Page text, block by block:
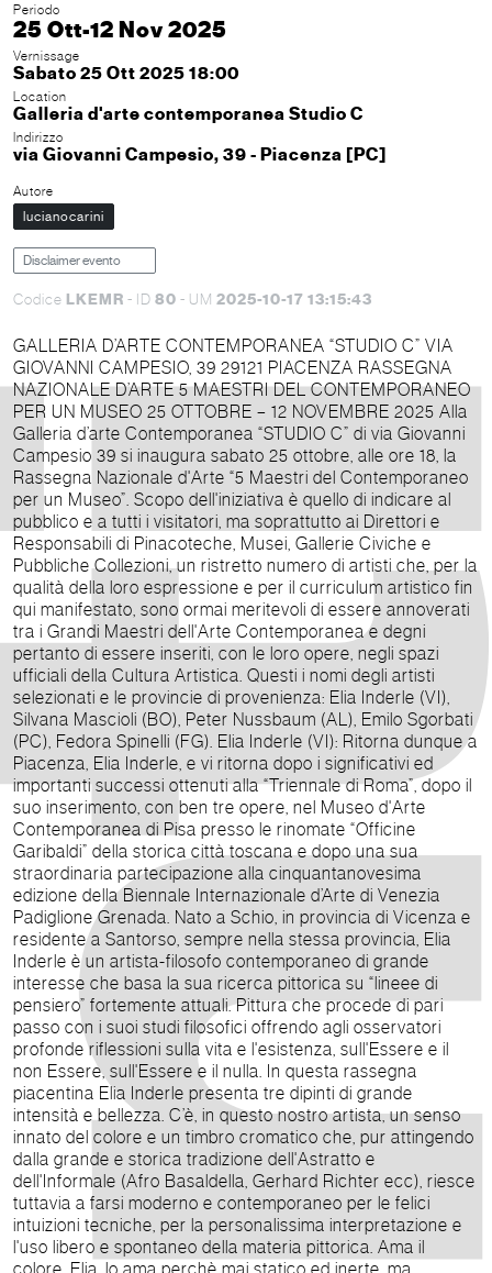
Periodo
25 Ott-12 Nov 2025
Vernissage
Sabato 25 Ott 2025 18:00
Location
Galleria d'arte contemporanea Studio C
Indirizzo
via Giovanni Campesio, 39 - Piacenza [PC]
Autore
lucianocarini
Disclaimer evento
Codice LKEMR - ID 80 - UM 2025-10-17 13:15:43
GALLERIA D’ARTE CONTEMPORANEA “STUDIO C” VIA
GIOVANNI CAMPESIO, 39 29121 PIACENZA RASSEGNA
NAZIONALE D’ARTE 5 MAESTRI DEL CONTEMPORANEO
PER UN MUSEO 25 OTTOBRE – 12 NOVEMBRE 2025 Alla
Galleria d’arte Contemporanea “STUDIO C” di via Giovanni
Campesio 39 si inaugura sabato 25 ottobre, alle ore 18, la
Rassegna Nazionale d'Arte “5 Maestri del Contemporaneo
per un Museo”. Scopo dell'iniziativa è quello di indicare al
pubblico e a tutti i visitatori, ma soprattutto ai Direttori e
Responsabili di Pinacoteche, Musei, Gallerie Civiche e
Pubbliche Collezioni, un ristretto numero di artisti che, per la
qualità della loro espressione e per il curriculum artistico fin
qui manifestato, sono ormai meritevoli di essere annoverati
tra i Grandi Maestri dell'Arte Contemporanea e degni
pertanto di essere inseriti, con le loro opere, negli spazi
ufficiali della Cultura Artistica. Questi i nomi degli artisti
selezionati e le provincie di provenienza: Elia Inderle (VI),
Silvana Mascioli (BO), Peter Nussbaum (AL), Emilo Sgorbati
(PC), Fedora Spinelli (FG). Elia Inderle (VI): Ritorna dunque a
Piacenza, Elia Inderle, e vi ritorna dopo i significativi ed
importanti successi ottenuti alla “Triennale di Roma”, dopo il
suo inserimento, con ben tre opere, nel Museo d'Arte
Contemporanea di Pisa presso le rinomate “Officine
Garibaldi” della storica città toscana e dopo una sua
straordinaria partecipazione alla cinquantanovesima
edizione della Biennale Internazionale d’Arte di Venezia
Padiglione Grenada. Nato a Schio, in provincia di Vicenza e
residente a Santorso, sempre nella stessa provincia, Elia
Inderle è un artista-filosofo contemporaneo di grande
interesse che basa la sua ricerca pittorica su “lineee di
pensiero” fortemente attuali. Pittura che procede di pari
passo con i suoi studi filosofici offrendo agli osservatori
profonde riflessioni sulla vita e l'esistenza, sull'Essere e il
non Essere, sull'Essere e il nulla. In questa rassegna
piacentina Elia Inderle presenta tre dipinti di grande
intensità e bellezza. C’è, in questo nostro artista, un senso
innato del colore e un timbro cromatico che, pur attingendo
dalla grande e storica tradizione dell'Astratto e
dell'Informale (Afro Basaldella, Gerhard Richter ecc), riesce
tuttavia a farsi moderno e contemporaneo per le felici
intuizioni tecniche, per la personalissima interpretazione e
l'uso libero e spontaneo della materia pittorica. Ama il
colore, Elia, lo ama perchè mai statico ed inerte, ma